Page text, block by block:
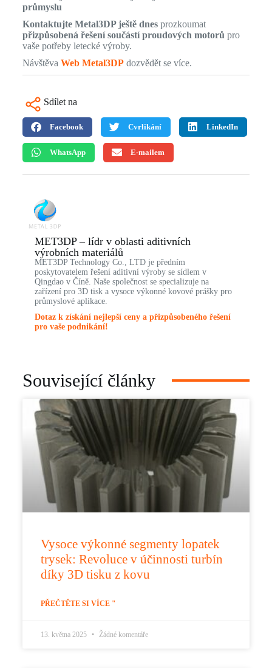
průmyslu
Kontaktujte Metal3DP ještě dnesprozkoumat
přizpůsobená řešení součástí proudových motorů pro
vaše potřeby letecké výroby.
Návštěva Web Metal3DPdozvědět se více.
Sdílet na
Facebook Cvrlikání LinkedIn
WhatsApp E-mailem
MET3DP – lídr v oblasti aditivních
výrobních materiálů
MET3DP Technology Co., LTD je předním
poskytovatelem řešení aditivní výroby se sídlem v
Qingdao v Číně. Naše společnost se specializuje na
zařízení pro 3D tisk a vysoce výkonné kovové prášky pro
průmyslové aplikace.
Dotaz k získání nejlepší ceny a přizpůsobeného řešení
pro vaše podnikání!
Související články
Vysoce výkonné segmenty lopatek
trysek: Revoluce v účinnosti turbín
díky 3D tisku z kovu
PŘEČTĚTE SI VÍCE "
13. května 2025 Žádné komentáře